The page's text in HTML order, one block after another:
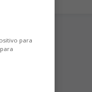
para